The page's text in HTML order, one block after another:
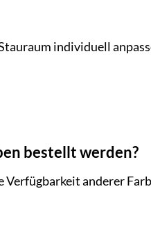
individuell
bestellt werden?
anderer